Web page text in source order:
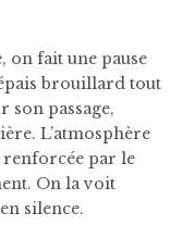
on fait une pause
brouillard tout
son passage,
L’atmosphère
renforcée par le
On la voit
silence.